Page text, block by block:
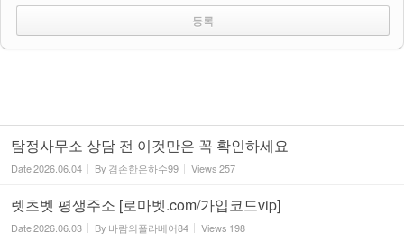
탐정사무소 상담 전 이것만은 꼭 확인하세요
Date2026.06.04 By 겸손한은하수99 Views257
렛츠벳 평생주소 [로마벳.com/가입코드vip]
Date2026.06.03 By 바람의폴라베어84 Views 198